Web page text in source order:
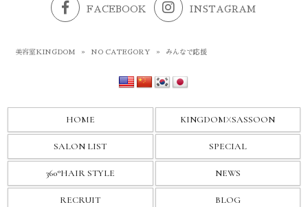
FACEBOOK INSTAGRAM
美容室KINGDOM » NO CATEGORY » みんなで応援
HOME KINGDOMXSASSOON
SALON LIST SPECIAL
360°HAIR STYLE NEWS
RECRUIT BLOG